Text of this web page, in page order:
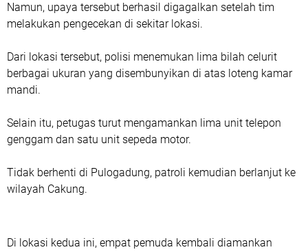
Namun, upaya tersebut berhasil digagalkan setelah tim
melakukan pengecekan di sekitar lokasi.
Dari lokasi tersebut, polisi menemukan lima bilah celurit
berbagai ukuran yang disembunyikan di atas loteng kamar
mandi.
Selain itu, petugas turut mengamankan lima unit telepon
genggam dan satu unit sepeda motor.
Tidak berhenti di Pulogadung, patroli kemudian berlanjut ke
wilayah Cakung.
Di lokasi kedua ini, empat pemuda kembali diamankan